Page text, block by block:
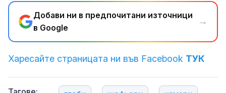
Добави ни в предпочитани източници
в Google
→
Харесайте страницата ни във Facebook ТУК